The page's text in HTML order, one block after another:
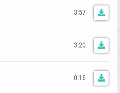
3:57
3:20
0:16